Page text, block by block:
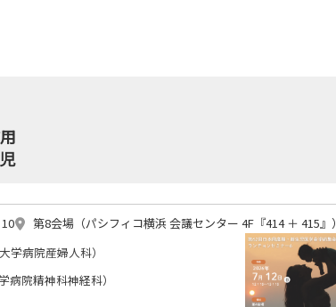
第8会場（パシフィコ横浜 会議センター 4F『414 ＋ 415』）
学病院産婦人科）
病院精神科神経科）